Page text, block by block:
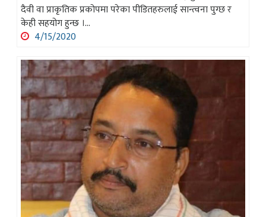
दैवी वा प्राकृतिक प्रकोपमा परेका पीडितहरुलाई सान्त्वना पुग्छ र
केही सहयोग हुन्छ ।...
4/15/2020